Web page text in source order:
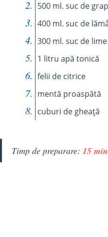
500 ml. suc de
400 ml. suc de
300 ml. suc de lime
1 litru apă tonică
felii de citrice
mentă proaspătă
cuburi de gheață
Timp de preparare:15